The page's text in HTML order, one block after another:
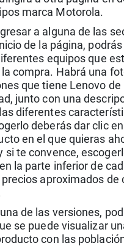
marca Motorola.
a alguna de las
de la página,
equipos que
compra. Habrá una
que tiene Lenovo de
junto con una
diferentes
deberás dar clic
en el que quieras
si te convence,
la parte inferior de
precios aproximados de
de las versiones,
se puede visualizar
con las